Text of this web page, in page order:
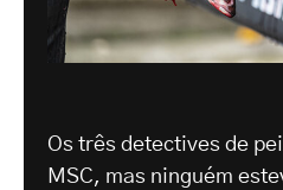
Os três detectives de
MSC, mas ninguém